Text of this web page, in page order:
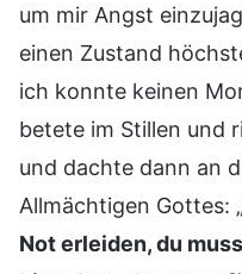
um mir Angst
einen Zustand
ich konnte keinen
betete im Stillen und
und dachte dann an
Allmächtigen Gottes: „
Not erleiden, du